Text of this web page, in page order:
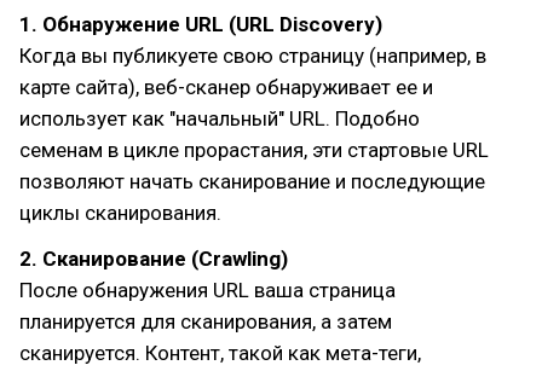
1. Обнаружение URL (URL Discovery)
Когда вы публикуете свою страницу (например, в
карте сайта), веб-сканер обнаруживает ее и
использует как "начальный" URL. Подобно
семенам в цикле прорастания, эти стартовые URL
позволяют начать сканирование и последующие
циклы сканирования.
2. Сканирование (Crawling)
После обнаружения URL ваша страница
планируется для сканирования, а затем
сканируется. Контент, такой как мета-теги,